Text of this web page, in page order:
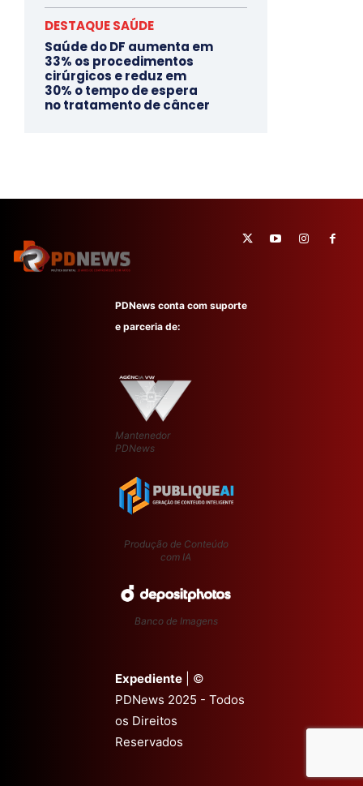
DESTAQUE SAÚDE
Saúde do DF aumenta em
33% os procedimentos
cirúrgicos e reduz em
30% o tempo de espera
no tratamento de câncer
PDNews conta com suporte
e parceria de:
Mantenedor
PDNews
Produção de Conteúdo
com IA
Banco de Imagens
Expediente | ©
PDNews 2025 - Todos
os Direitos
Reservados